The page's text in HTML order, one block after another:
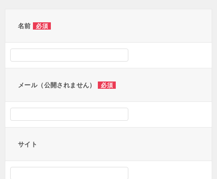
名前 必須
メール（公開されません） 必須
サイト